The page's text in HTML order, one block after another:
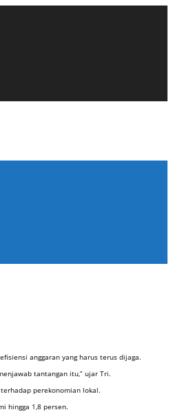
anggaran yang harus terus dijaga.
tantangan itu,” ujar Tri.
perekonomian lokal.
hingga 1,8 persen.